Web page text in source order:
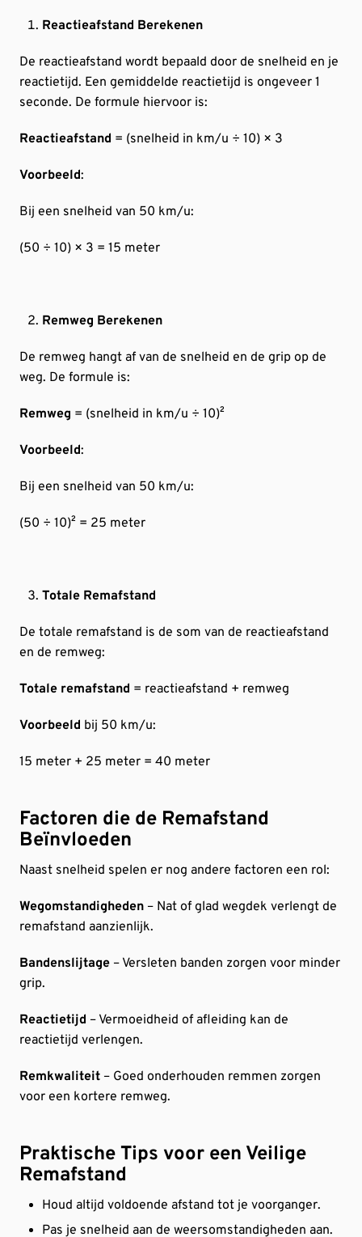
Reactieafstand Berekenen
De reactieafstand wordt bepaald door de snelheid en je
reactietijd. Een gemiddelde reactietijd is ongeveer 1
seconde. De formule hiervoor is:
Reactieafstand = (snelheid in km/u ÷ 10) × 3
Voorbeeld:
Bij een snelheid van 50 km/u:
(50 ÷ 10) × 3 = 15 meter
Remweg Berekenen
De remweg hangt af van de snelheid en de grip op de
weg. De formule is:
Remweg = (snelheid in km/u ÷ 10)²
Voorbeeld:
Bij een snelheid van 50 km/u:
(50 ÷ 10)² = 25 meter
Totale Remafstand
De totale remafstand is de som van de reactieafstand
en de remweg:
Totale remafstand = reactieafstand + remweg
Voorbeeld bij 50 km/u:
15 meter + 25 meter = 40 meter
Factoren die de Remafstand
Beïnvloeden
Naast snelheid spelen er nog andere factoren een rol:
Wegomstandigheden – Nat of glad wegdek verlengt de
remafstand aanzienlijk.
Bandenslijtage – Versleten banden zorgen voor minder
grip.
Reactietijd – Vermoeidheid of afleiding kan de
reactietijd verlengen.
Remkwaliteit – Goed onderhouden remmen zorgen
voor een kortere remweg.
Praktische Tips voor een Veilige
Remafstand
Houd altijd voldoende afstand tot je voorganger.
Pas je snelheid aan de weersomstandigheden aan.